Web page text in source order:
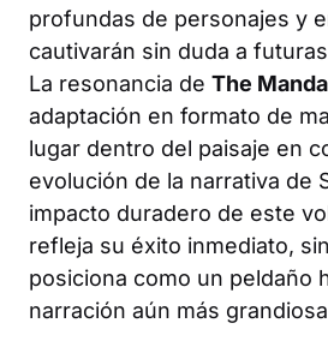
profundas de personajes y
cautivarán sin duda a
La resonancia de The
adaptación en formato de
lugar dentro del paisaje en
evolución de la narrativa de
impacto duradero de este
refleja su éxito inmediato,
posiciona como un peldaño
narración aún más